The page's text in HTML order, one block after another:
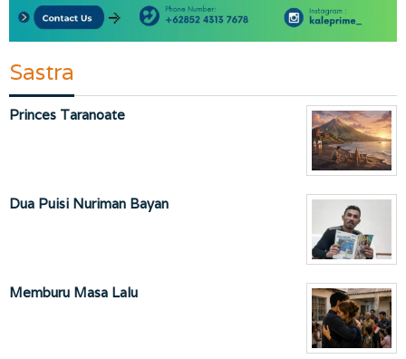
Sastra
Princes Taranoate
Dua Puisi Nuriman Bayan
Memburu Masa Lalu